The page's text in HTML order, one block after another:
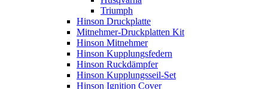
Triumph
Hinson Druckplatte
Mitnehmer-Druckplatten Kit
Hinson Mitnehmer
Hinson Kupplungsfedern
Hinson Ruckdämpfer
Hinson Kupplungsseil-Set
Hinson Ignition Cover